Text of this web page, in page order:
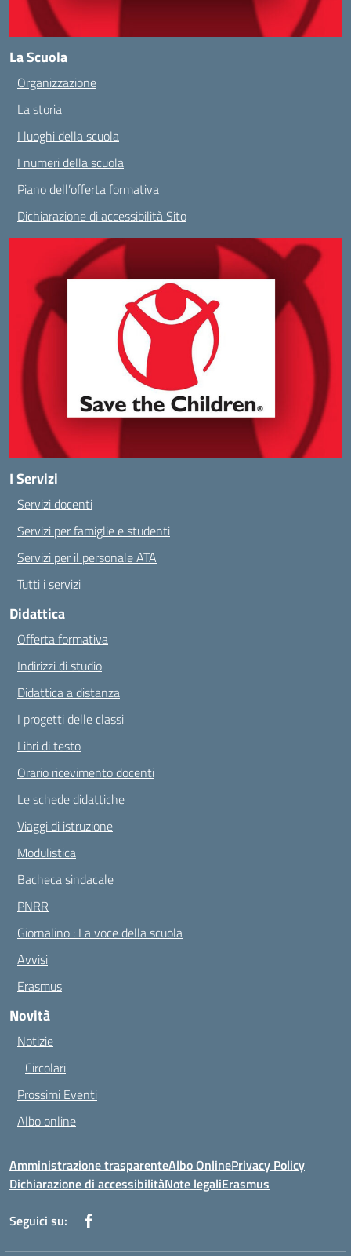
La Scuola
Organizzazione
La storia
I luoghi della scuola
I numeri della scuola
Piano dell’offerta formativa
Dichiarazione di accessibilità Sito
I Servizi
Servizi docenti
Servizi per famiglie e studenti
Servizi per il personale ATA
Tutti i servizi
Didattica
Offerta formativa
Indirizzi di studio
Didattica a distanza
I progetti delle classi
Libri di testo
Orario ricevimento docenti
Le schede didattiche
Viaggi di istruzione
Modulistica
Bacheca sindacale
PNRR
Giornalino : La voce della scuola
Avvisi
Erasmus
Novità
Notizie
Circolari
Prossimi Eventi
Albo online
Amministrazione trasparenteAlbo OnlinePrivacy Policy
Dichiarazione di accessibilitàNote legaliErasmus
Seguici su: